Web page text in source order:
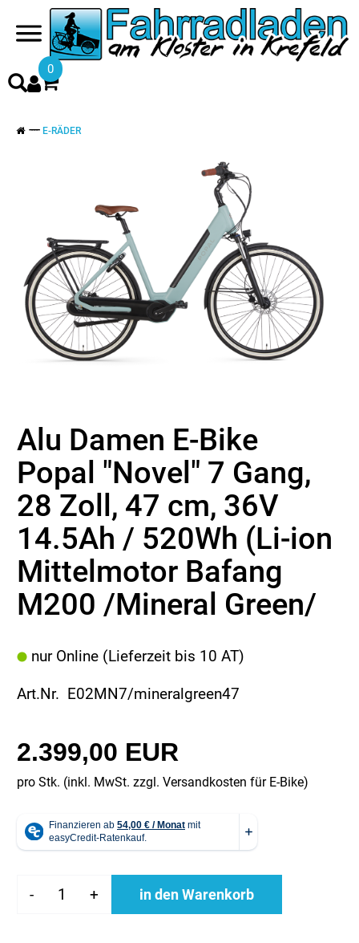
0
E-RÄDER
Alu Damen E-Bike
Popal "Novel" 7 Gang,
28 Zoll, 47 cm, 36V
14.5Ah / 520Wh (Li-ion
Mittelmotor Bafang
M200 /Mineral Green/
nur Online (Lieferzeit bis 10 AT)
Art.Nr. E02MN7/mineralgreen47
2.399,00 EUR
pro Stk. (inkl. MwSt. zzgl. Versandkosten für E-Bike)
- + in den Warenkorb